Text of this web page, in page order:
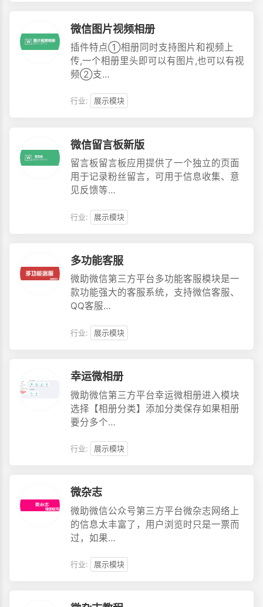
微信图片视频相册
插件特点①相册同时支持图片和视频上
传,一个相册里头即可以有图片,也可以有视
频②支…
行业: 展示模块
微信留言板新版
留言板留言板应用提供了一个独立的页面
用于记录粉丝留言，可用于信息收集、意
见反馈等…
行业: 展示模块
多功能客服
微助微信第三方平台多功能客服模块是一
款功能强大的客服系统，支持微信客服、
QQ客服…
行业: 展示模块
幸运微相册
微助微信第三方平台幸运微相册进入模块
选择【相册分类】添加分类保存如果相册
要分多个…
行业: 展示模块
微杂志
微助微信公众号第三方平台微杂志网络上
的信息太丰富了，用户浏览时只是一票而
过，如果…
行业: 展示模块